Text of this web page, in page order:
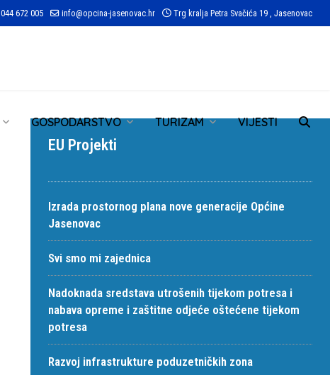
044 672 005 info@opcina-jasenovac.hr Trg kralja Petra Svačića 19 , Jasenovac
GOSPODARSTVO TURIZAM VIJESTI
EU Projekti
Izrada prostornog plana nove generacije Općine
Jasenovac
Svi smo mi zajednica
Nadoknada sredstava utrošenih tijekom potresa i
nabava opreme i zaštitne odjeće oštećene tijekom
potresa
Razvoj infrastrukture poduzetničkih zona